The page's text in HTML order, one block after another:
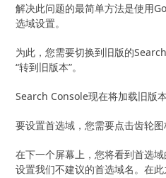
解决此问题的最简单方法是使用
选域设置。
为此，您需要切换到旧版的
“转到旧版本”。
Search Console现在将加载旧版本
要设置首选域，您需要点击齿轮图
在下一个屏幕上，您将看到首选
设置我们不建议的首选域名。在